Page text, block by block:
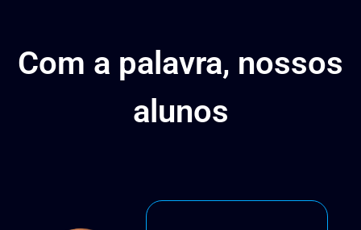
Com a palavra, nossos
alunos